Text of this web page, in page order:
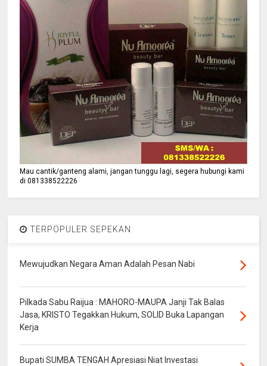
Mau cantik/ganteng alami, jangan tunggu lagi, segera hubungi kami
di 081338522226
TERPOPULER SEPEKAN
Mewujudkan Negara Aman Adalah Pesan Nabi
Pilkada Sabu Raijua : MAHORO-MAUPA Janji Tak Balas
Jasa, KRISTO Tegakkan Hukum, SOLID Buka Lapangan
Kerja
Bupati SUMBA TENGAH Apresiasi Niat Investasi